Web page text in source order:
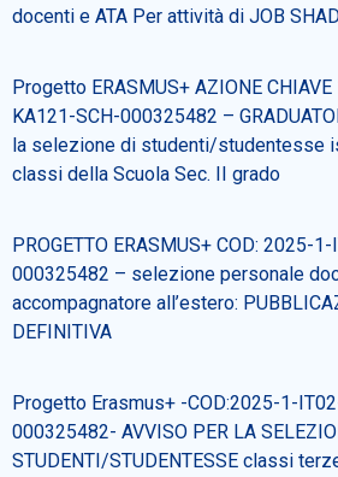
docenti e ATA Per attività di JOB
Progetto ERASMUS+ AZIONE
KA121-SCH-000325482 –
la selezione di studenti/studentesse
classi della Scuola Sec. II grado
PROGETTO ERASMUS+ COD: 2025-
000325482 – selezione personale
accompagnatore all’estero:
DEFINITIVA
Progetto Erasmus+ -COD:2025-1-
000325482- AVVISO PER LA
STUDENTI/STUDENTESSE classi